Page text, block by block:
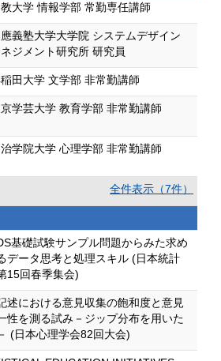
大学 情報学部 常勤専任講師
義塾大学大学院 システムデザイン
ジメント研究所 研究員
田大学 文学部 非常勤講師
学芸大学 教育学部 非常勤講師
学院大学 心理学部 非常勤講師
全件表示（7件）
基礎試験サンプル問題からみた求め
データ思考と処理スキル (日本統計
15回春季集会)
述における意見収集の飽和度と意見
性を測る試み－ジップ分布を用いた
(日本心理学会82回大会)